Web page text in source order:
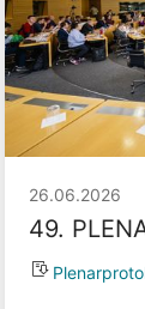
26.06.2026
49.